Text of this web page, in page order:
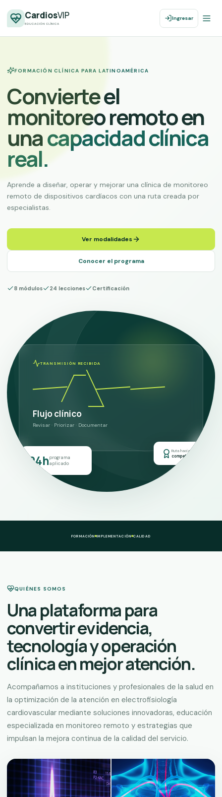
CardiosVIP
EDUCACIÓN CLÍNICA
Ingresar
FORMACIÓN CLÍNICA PARA LATINOAMÉRICA
Convierte el
monitoreo remoto en
unacapacidad clínica
real.
Aprende a diseñar, operar y mejorar una clínica de monitoreo
remoto de dispositivos cardíacos con una ruta creada por
especialistas.
Ver modalidades
Conocer el programa
8 módulos 24 lecciones Certificación
TRANSMISIÓN RECIBIDA
Flujo clínico
Revisar · Priorizar · Documentar
24hprograma
aplicado
Ruta hacia
competencia
FORMACIÓN IMPLEMENTACIÓN CALIDAD
QUIÉNES SOMOS
Una plataforma para
convertir evidencia,
tecnología y operación
clínica en mejor atención.
Acompañamos a instituciones y profesionales de la salud en
la optimización de la atención en electrofisiología
cardiovascular mediante soluciones innovadoras, educación
especializada en monitoreo remoto y estrategias que
impulsan la mejora continua de la calidad del servicio.